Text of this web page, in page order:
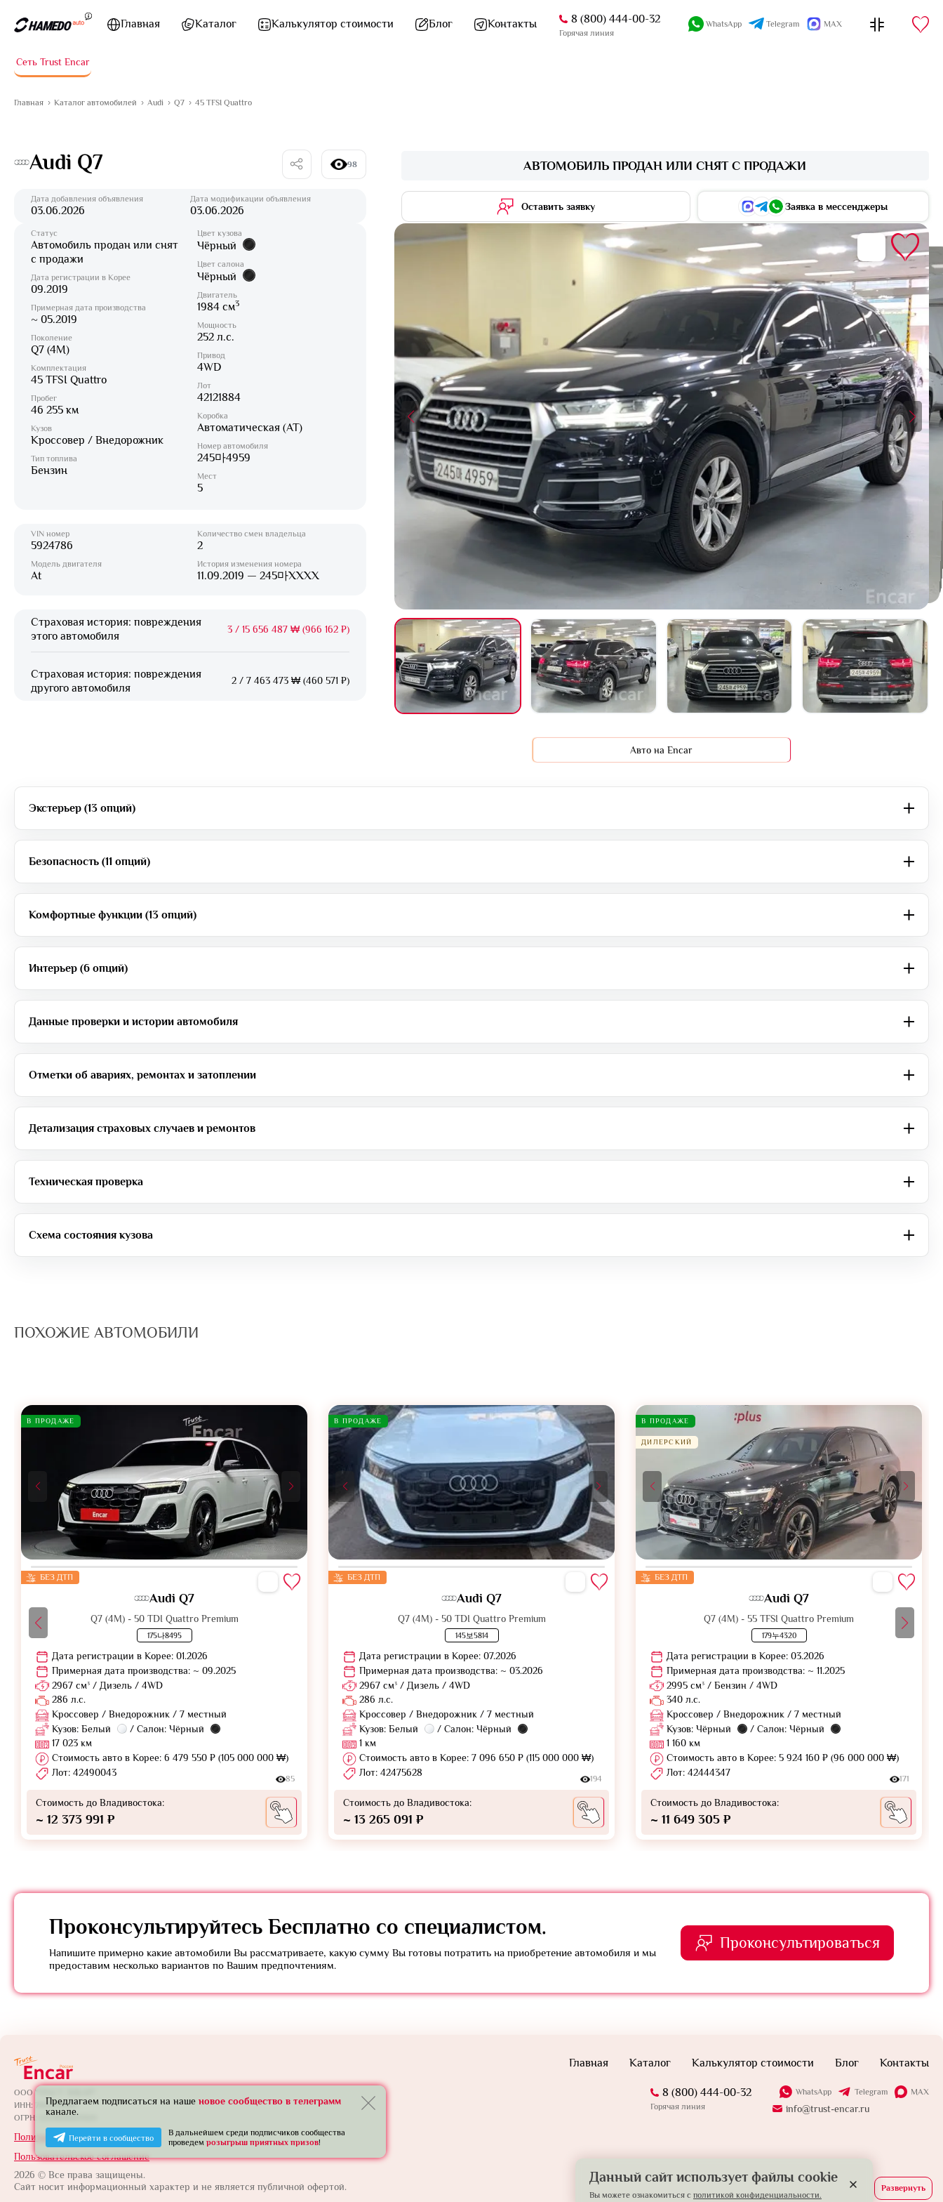
Главная
Каталог Калькулятор стоимости Блог Контакты 8 (800) 444-00-32
Горячая линия
WhatsApp Telegram MAX
Сеть Trust Encar
Главная Каталог автомобилей Audi Q7 45 TFSI Quattro
Audi Q7 98
Дата добавления объявления
03.06.2026
Дата модификации объявления
03.06.2026
АВТОМОБИЛЬ ПРОДАН ИЛИ СНЯТ С ПРОДАЖИ
Оставить заявку Заявка в мессенджеры
Статус
Автомобиль продан или снят
с продажи
Дата регистрации в Корее
09.2019
Примерная дата производства
~ 05.2019
Поколение
Q7 (4M)
Комплектация
45 TFSI Quattro
Пробег
46 255 км
Кузов
Кроссовер / Внедорожник
Тип топлива
Бензин
Цвет кузова
Чёрный
Цвет салона
Чёрный
Двигатель
1984 см3
Мощность
252 л.с.
Привод
4WD
Лот
42121884
Коробка
Автоматическая (AT)
Номер автомобиля
245마4959
Мест
5
VIN номер
5924786
Модель двигателя
At
Количество смен владельца
2
История изменения номера
11.09.2019 — 245마XXXX
Страховая история: повреждения
этого автомобиля
3 / 15 656 487 ₩ (966 162 ₽)
Страховая история: повреждения
другого автомобиля
2 / 7 463 473 ₩ (460 571 ₽)
Авто на Encar
Экстерьер (13 опций)
Безопасность (11 опций)
Комфортные функции (13 опций)
Интерьер (6 опций)
Данные проверки и истории автомобиля
Отметки об авариях, ремонтах и затоплении
Детализация страховых случаев и ремонтов
Техническая проверка
Схема состояния кузова
ПОХОЖИЕ АВТОМОБИЛИ
В ПРОДАЖЕ
БЕЗ ДТП
Audi Q7
Q7 (4M) - 50 TDI Quattro Premium
175나8495
Дата регистрации в Корее: 01.2026
Примерная дата производства: ~ 09.2025
2967 см³ / Дизель / 4WD
286 л.с.
Кроссовер / Внедорожник / 7 местный
Кузов: Белый
/ Салон: Чёрный
17 023 км
Стоимость авто в Корее: 6 479 550 ₽ (105 000 000 ₩)
Лот: 42490043
85
Стоимость до Владивостока:
~ 12 373 991 ₽
В ПРОДАЖЕ
БЕЗ ДТП
Audi Q7
Q7 (4M) - 50 TDI Quattro Premium
145보5814
Дата регистрации в Корее: 07.2026
Примерная дата производства: ~ 03.2026
2967 см³ / Дизель / 4WD
286 л.с.
Кроссовер / Внедорожник / 7 местный
Кузов: Белый
/ Салон: Чёрный
1 км
Стоимость авто в Корее: 7 096 650 ₽ (115 000 000 ₩)
Лот: 42475628
194
Стоимость до Владивостока:
~ 13 265 091 ₽
В ПРОДАЖЕ
ДИЛЕРСКИЙ
БЕЗ ДТП
Audi Q7
Q7 (4M) - 55 TFSI Quattro Premium
179누4320
Дата регистрации в Корее: 03.2026
Примерная дата производства: ~ 11.2025
2995 см³ / Бензин / 4WD
340 л.с.
Кроссовер / Внедорожник / 7 местный
Кузов: Чёрный
/ Салон: Чёрный
1 160 км
Стоимость авто в Корее: 5 924 160 ₽ (96 000 000 ₩)
Лот: 42444347
171
Стоимость до Владивостока:
~ 11 649 305 ₽
Проконсультируйтесь Бесплатно со специалистом.
Напишите примерно какие автомобили Вы рассматриваете, какую сумму Вы готовы потратить на приобретение автомобиля и мы
предоставим несколько вариантов по Вашим предпочтениям.
Проконсультироваться
ООО "ТРАСТ ЭНКАР"
ИНН: 7801739565
ОГРН: 1257800005924
Политика конфиденциальности
Пользовательское соглашение
2026 © Все права защищены.
Сайт носит информационный характер и не является публичной офертой.
Главная Каталог Калькулятор стоимости Блог Контакты
8 (800) 444-00-32
Горячая линия
WhatsApp Telegram MAX
info@trust-encar.ru
Данный сайт использует файлы cookie
Вы можете ознакомиться с политикой конфиденциальности.
Предлагаем подписаться на наше новое сообщество в телеграмм
канале.
Перейти в сообщество
В дальнейшем среди подписчиков сообщества
проведем розыгрыш приятных призов!
Развернуть